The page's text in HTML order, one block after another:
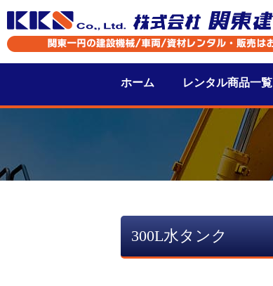
ホーム レンタル商品一覧
300L水タンク